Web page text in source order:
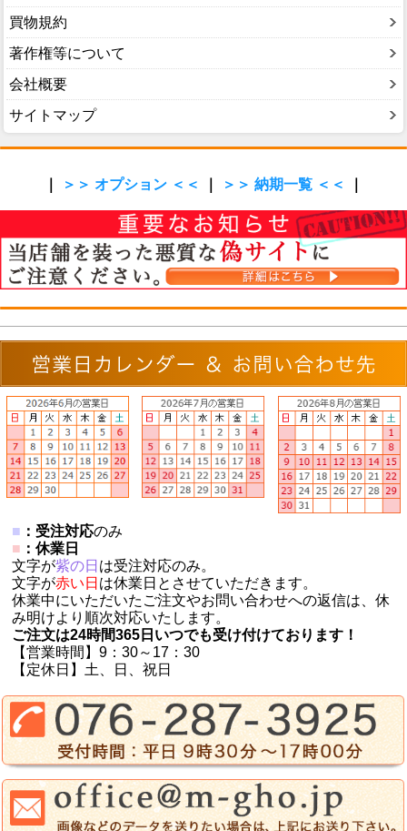
買物規約
著作権等について
会社概要
サイトマップ
＞＞ オプション ＜＜ ＞＞ 納期一覧 ＜＜
■ ：受注対応のみ
■ ：休業日
文字が紫の日 は受注対応のみ。
文字が赤い日 は休業日とさせていただきます。
休業中にいただいたご注文やお問い合わせへの返信は、休
み明けより順次対応いたします。
ご注文は24時間365日いつでも受け付けております！
【営業時間】9：30～17：30
【定休日】土、日、祝日